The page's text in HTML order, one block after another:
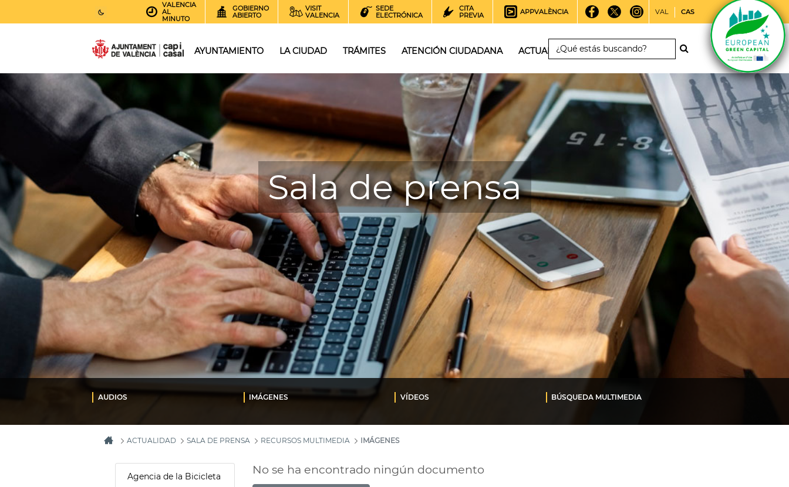
AEMET.GRADOS
VALENCIA
AL
MINUTO
GOBIERNO
ABIERTO
VISIT
VALENCIA
SEDE
ELECTRÓNICA
CITA
PREVIA
APPVALÈNCIA VAL CAS
AYUNTAMIENTO LA CIUDAD TRÁMITES ATENCIÓN CIUDADANA ACTUALIDAD
Sala de prensa
AUDIOS IMÁGENES VÍDEOS BÚSQUEDA MULTIMEDIA
ACTUALIDAD SALA DE PRENSA RECURSOS MULTIMEDIA IMÁGENES
Agencia de la Bicicleta No se ha encontrado ningún documento